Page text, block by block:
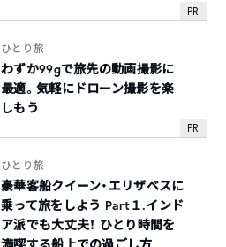
PR
PR
ひとり旅
わずか99gで旅先の動画撮影に
最適。気軽にドローン撮影を楽
しもう
ひとり旅
豪華客船クイーン・エリザベスに
乗って旅をしよう Part１.インド
ア派でも大丈夫！ ひとり時間を